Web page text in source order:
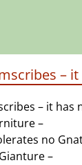
–
– it has
–
no
–